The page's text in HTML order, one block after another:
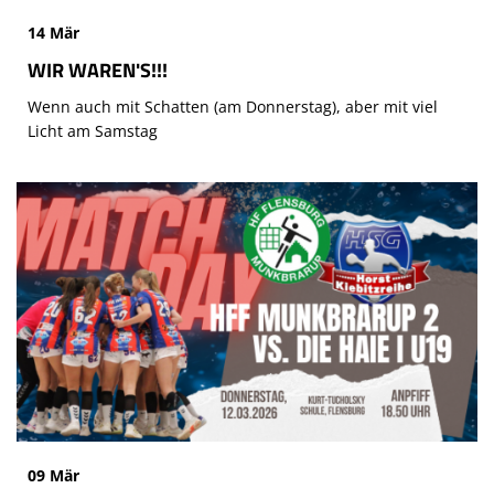
14 Mär
WIR WAREN'S!!!
Wenn auch mit Schatten (am Donnerstag), aber mit viel
Licht am Samstag
09 Mär